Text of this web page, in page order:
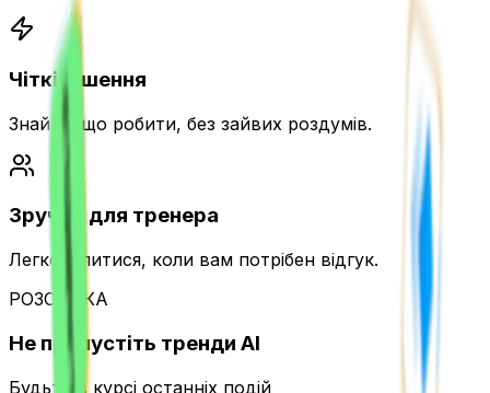
Чіткі рішення
Знайте, що робити, без зайвих роздумів.
Зручно для тренера
Легко ділитися, коли вам потрібен відгук.
РОЗСИЛКА
Не пропустіть тренди AI
Будьте в курсі останніх подій